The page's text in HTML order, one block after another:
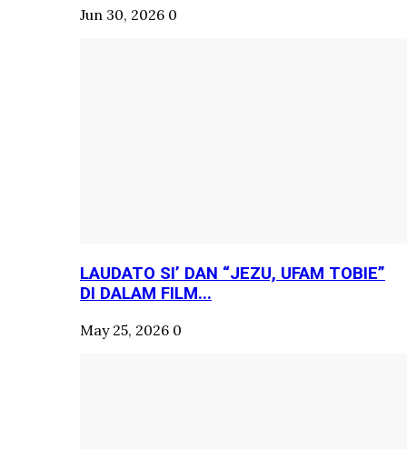
Jun 30, 2026 0
LAUDATO SI’ DAN “JEZU, UFAM TOBIE”
DI DALAM FILM...
May 25, 2026 0